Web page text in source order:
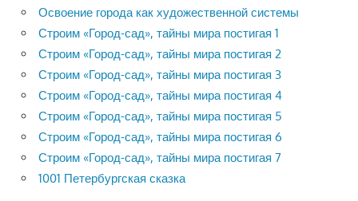
Освоение города как художественной системы
Строим «Город-сад», тайны мира постигая 1
Строим «Город-сад», тайны мира постигая 2
Строим «Город-сад», тайны мира постигая 3
Строим «Город-сад», тайны мира постигая 4
Строим «Город-сад», тайны мира постигая 5
Строим «Город-сад», тайны мира постигая 6
Строим «Город-сад», тайны мира постигая 7
1001 Петербургская сказка